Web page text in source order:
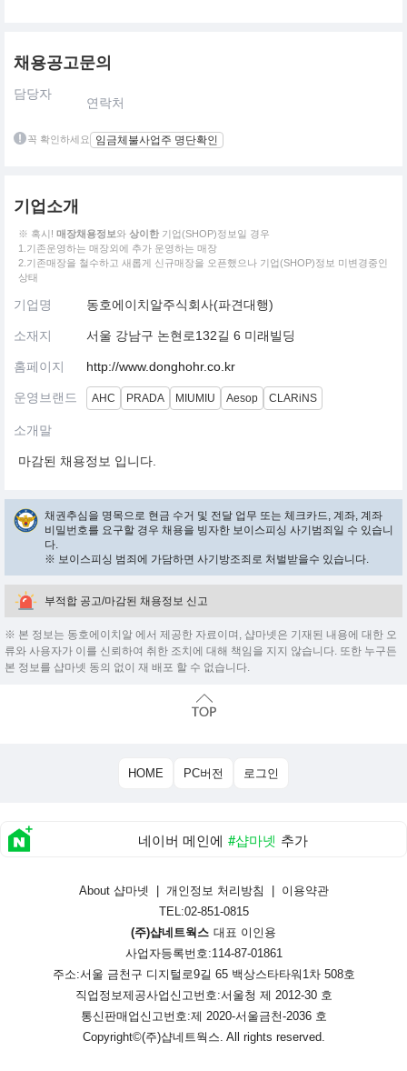
채용공고문의
담당자
연락처
꼭 확인하세요 임금체불사업주 명단확인
기업소개
※ 혹시! 매장채용정보와 상이한 기업(SHOP)정보일 경우
1.기존운영하는 매장외에 추가 운영하는 매장
2.기존매장을 철수하고 새롭게 신규매장을 오픈했으나 기업(SHOP)정보 미변경중인
상태
기업명 동호에이치알주식회사(파견대행)
소재지 서울 강남구 논현로132길 6 미래빌딩
홈페이지 http://www.donghohr.co.kr
운영브랜드 AHC PRADA MIUMIU Aesop CLARiNS
소개말
마감된 채용정보 입니다.
채권추심을 명목으로 현금 수거 및 전달 업무 또는 체크카드, 계좌, 계좌
비밀번호를 요구할 경우 채용을 빙자한 보이스피싱 사기범죄일 수 있습니
다.
※ 보이스피싱 범죄에 가담하면 사기방조죄로 처벌받을수 있습니다.
부적합 공고/마감된 채용정보 신고
※ 본 정보는 동호에이치알 에서 제공한 자료이며, 샵마넷은 기재된 내용에 대한 오
류와 사용자가 이를 신뢰하여 취한 조치에 대해 책임을 지지 않습니다. 또한 누구든
본 정보를 샵마넷 동의 없이 재 배포 할 수 없습니다.
HOME PC버전 로그인
네이버 메인에 #샵마넷 추가
About 샵마넷 개인정보 처리방침
이용약관
TEL:02-851-0815
(주)샵네트웍스 대표 이인용
사업자등록번호:114-87-01861
주소:서울 금천구 디지털로9길 65 백상스타타워1차 508호
직업정보제공사업신고번호:서울청 제 2012-30 호
통신판매업신고번호:제 2020-서울금천-2036 호
Copyright©(주)샵네트웍스. All rights reserved.